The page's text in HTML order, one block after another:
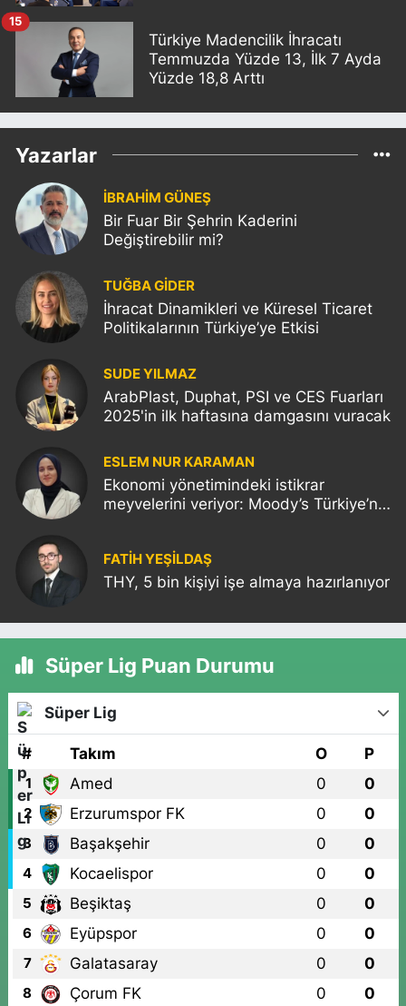
Türkiye Madencilik İhracatı
Temmuzda Yüzde 13, İlk 7 Ayda
Yüzde 18,8 Arttı
15
Yazarlar
İBRAHİM GÜNEŞ
Bir Fuar Bir Şehrin Kaderini
Değiştirebilir mi?
TUĞBA GİDER
İhracat Dinamikleri ve Küresel Ticaret
Politikalarının Türkiye’ye Etkisi
SUDE YILMAZ
ArabPlast, Duphat, PSI ve CES Fuarları
2025'in ilk haftasına damgasını vuracak
ESLEM NUR KARAMAN
Ekonomi yönetimindeki istikrar
meyvelerini veriyor: Moody’s Türkiye’nin
FATIH YEŞİLDAŞ
THY, 5 bin kişiyi işe almaya hazırlanıyor
Süper Lig Puan Durumu
Süper Lig
# Takım O P
1 Amed 0 0
2 Erzurumspor FK 0 0
3 Başakşehir 0 0
4 Kocaelispor 0 0
5 Beşiktaş 0 0
6 Eyüpspor 0 0
7 Galatasaray 0 0
8 Çorum FK 0 0